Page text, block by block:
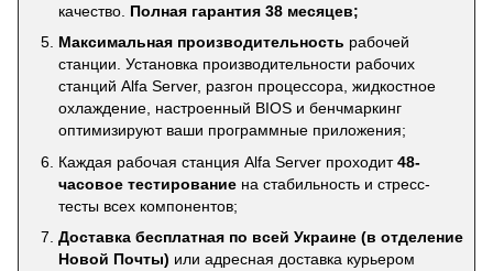
качество. Полная гарантия 38 месяцев;
Максимальная производительность рабочей
станции. Установка производительности рабочих
станций Alfa Server, разгон процессора, жидкостное
охлаждение, настроенный BIOS и бенчмаркинг
оптимизируют ваши программные приложения;
Каждая рабочая станция Alfa Server проходит48-
часовое тестирование на стабильность и стресс-
тесты всех компонентов;
Доставка бесплатная по всей Украине (в отделение
Новой Почты) или адресная доставка курьером